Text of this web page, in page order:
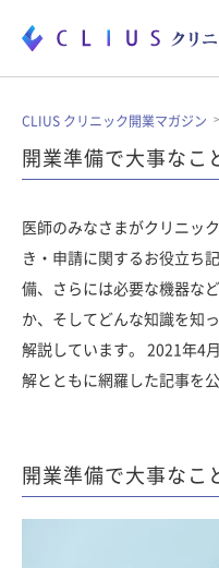
お役立ち資料
集患のコツ
CLIUS クリニック開業マガジン
開業準備で大事なこ
医師のみなさまがクリニッ
き・申請に関するお役立ち
備、さらには必要な機器な
か、そしてどんな知識を知
解説しています。 2021年4
解とともに網羅した記事を
開業準備で大事なこ